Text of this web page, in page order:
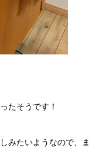
たそうです！
みたいようなので、ま